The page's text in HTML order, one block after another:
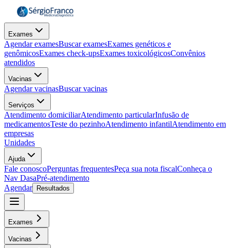
Exames
Agendar examesBuscar examesExames genéticos e
genômicosExames check-upsExames toxicológicosConvênios
atendidos
Vacinas
Agendar vacinasBuscar vacinas
Serviços
Atendimento domiciliarAtendimento particularInfusão de
medicamentosTeste do pezinhoAtendimento infantilAtendimento em
empresas
Unidades
Ajuda
Fale conoscoPerguntas frequentesPeça sua nota fiscalConheça o
Nav DasaPré-atendimento
Agendar
Resultados
Exames
Vacinas